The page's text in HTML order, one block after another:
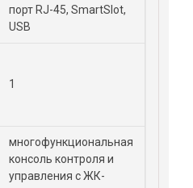
порт RJ-45, SmartSlot,
USB
1
многофункциональная
консоль контроля и
управления с ЖК-